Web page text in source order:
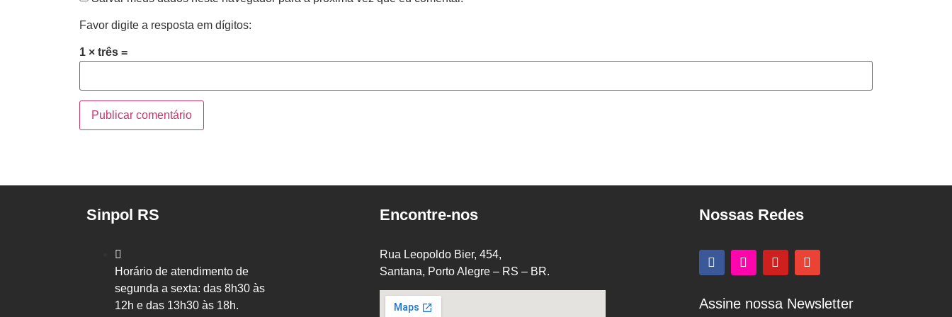
Favor digite a resposta em dígitos:
1 × três =
Sinpol RS
Horário de atendimento de
segunda a sexta: das 8h30 às
12h e das 13h30 às 18h.
Encontre-nos
Rua Leopoldo Bier, 454,
Santana, Porto Alegre – RS – BR.
Nossas Redes
Assine nossa Newsletter